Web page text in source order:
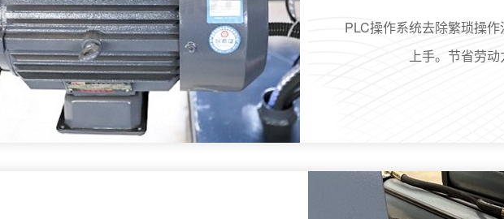
PLC操作系统去除繁琐操
上手。节省劳动